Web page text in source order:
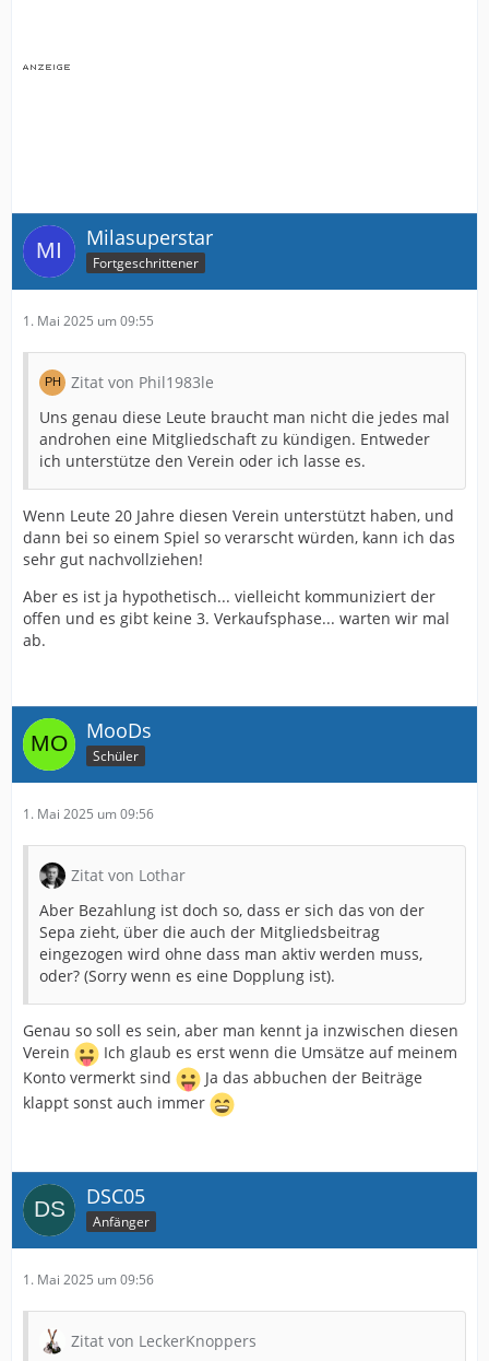
Milasuperstar
Fortgeschrittener
1. Mai 2025 um 09:55
Zitat von Phil1983le
Uns genau diese Leute braucht man nicht die jedes mal
androhen eine Mitgliedschaft zu kündigen. Entweder
ich unterstütze den Verein oder ich lasse es.
Wenn Leute 20 Jahre diesen Verein unterstützt haben, und
dann bei so einem Spiel so verarscht würden, kann ich das
sehr gut nachvollziehen!
Aber es ist ja hypothetisch... vielleicht kommuniziert der
offen und es gibt keine 3. Verkaufsphase... warten wir mal
ab.
MooDs
Schüler
1. Mai 2025 um 09:56
Zitat von Lothar
Aber Bezahlung ist doch so, dass er sich das von der
Sepa zieht, über die auch der Mitgliedsbeitrag
eingezogen wird ohne dass man aktiv werden muss,
oder? (Sorry wenn es eine Dopplung ist).
Genau so soll es sein, aber man kennt ja inzwischen diesen
Verein
Ich glaub es erst wenn die Umsätze auf meinem
Konto vermerkt sind
Ja das abbuchen der Beiträge
klappt sonst auch immer
DSC05
Anfänger
1. Mai 2025 um 09:56
Zitat von LeckerKnoppers